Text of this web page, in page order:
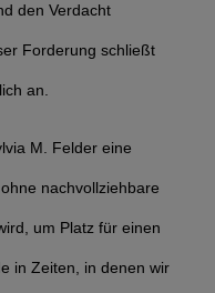
den Verdacht
Forderung schließt
an.
M. Felder eine
nachvollziehbare
um Platz für einen
in Zeiten, in denen wir